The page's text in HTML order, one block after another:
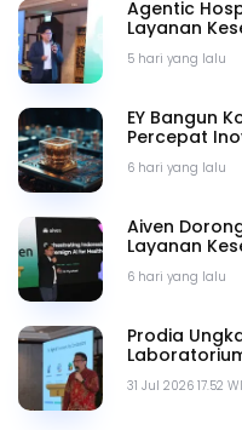
5 hari yang lalu
Agentic
Layanan
6 hari yang lalu
EY Bangun
Percepat
6 hari yang lalu
Aiven
Layanan
31 Jul 2026 17.52
Prodia